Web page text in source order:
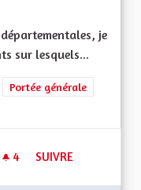
je
sur lesquels...
Portée générale
4 4 ABONNÉS
SUIVRE